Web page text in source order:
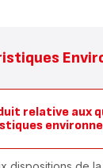
relative aux